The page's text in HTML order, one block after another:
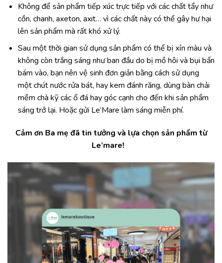
Không để sản phẩm tiếp xúc trực tiếp với các chất tẩy như
cồn, chanh, axeton, axit… vì các chất này có thể gây hư hại
lên sản phẩm mà rất khó xử lý.
Sau một thời gian sử dụng sản phẩm có thể bị xỉn màu và
không còn trắng sáng như ban đầu do bị mồ hôi và bụi bẩn
bám vào, bạn nên vệ sinh đơn giản bằng cách sử dụng
một chút nước rửa bát, hay kem đánh răng, dùng bàn chải
mềm chà kỹ các ổ đá hay góc cạnh cho đến khi sản phẩm
sáng trở lại. Hoặc gửi Le’Mare làm sáng miễn phí.
Cảm ơn Ba mẹ đã tin tưởng và lựa chọn sản phẩm từ
Le’mare!